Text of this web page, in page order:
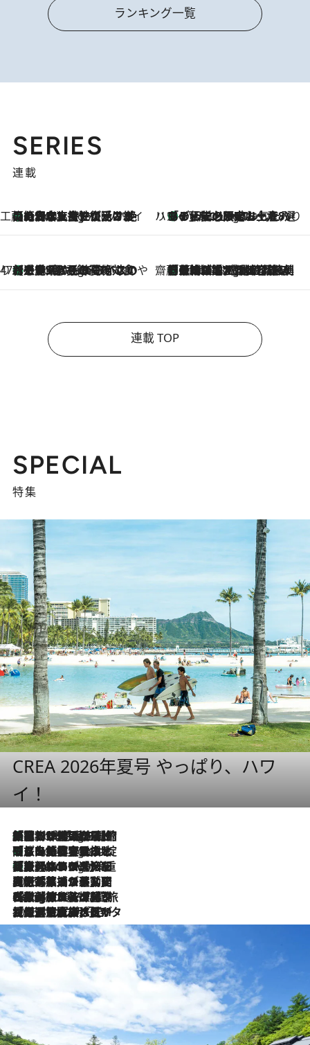
ランキング一覧
SERIES
連載
工藤まやのおもてなしハワイ
6 Hours Ago
【ハワイ土産】ローカルの絶大な支持で復活！ 絶品の幻クッキー《元ファンの日本人女性が受け継いだ名店》 ハワイ賢者 リサのお気に入りリスト6 Hours Ago
あの伝説の限定トートも！ リニューアルした「ディーン＆デルーカ ハワイ」で必須のお土産8選
47都道府県の手みやげ ひんやりスイーツで夏を満喫
6 Hours Ago
【三重県】この夏絶対食べたい 冷やしておいしいおやつ3選 お餅×アイスの新感覚スイーツ 齋藤 薫 美容脳ルネサンス
6 Hours Ago
「荷物が増えるほど旅ストレスは増す」美容ジャーナリストがたどり着いた最終結論。“化粧品を劇的に減らす”感動の凝縮美容とは
連載 TOP
SPECIAL
特集
CREA 2026年夏号 やっぱり、ハワ
イ！
6 Hours Ago
「荷物が増えるほど旅ストレスは増す」美容ジャーナリストがたどり着いた最終結論。“化粧品を劇的に減らす”感動の凝縮美容とは
6 Hours Ago
「旅先には金髪ウィッグを持参」日本と同じメイクでは損してる!? 美容ジャーナリストが提案する“掟破りの旅美容”とは
6 Hours Ago
【厳選旅コスメ】「身軽さ＆UV対策重視！」ヘアアーティストshucoが選んだ夏旅ベストコスメを発表【Mサイズジップ】
2026.8.5
【厳選旅コスメ】国内をあちこち移動する河井菜摘が選んだ夏旅ベストコスメ発表！「リラックスアイテムはマスト」【Mサイズジップ】
2026.8.4
【厳選旅コスメ】「紫外線＆乾燥対策しながらメイク感も！」ヘア＆メイクGeorgeが選んだ夏旅ベストコスメを発表！【Mサイズジップ】
2026.8.3
【厳選旅コスメ】「保湿もタイパ重視！」“サウナ好き”タレント清水みさとが愛用する夏旅ベストコスメを発表！【Mサイズジップ】